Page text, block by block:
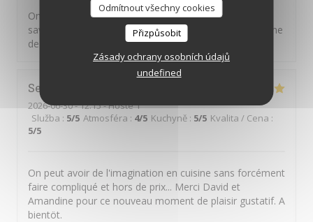
Odmítnout všechny cookies
Přizpůsobit
Zásady ochrany osobních údajů
undefined
On n'est jamais déçu chez Chéri-Chérie. Des plats
savoureux, un service par des personnes adorables. Une
de mes adresses préférées.
Serge
2026-06-30- 12:15 - Hosté 1
Služba : 5/5 Atmosféra : 4/5 Kuchyně : 5/5 Kvalita / Cena :
5/5
On peut avoir de l'imagination en cuisine sans forcément
faire compliqué et hors de prix... Merci David et
Amandine pour ce nouveau moment de plaisir gustatif. A
bientöt.